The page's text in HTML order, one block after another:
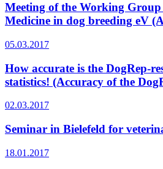
Meeting of the Working
Medicine in dog breeding eV
05.03.2017
How accurate is the DogRep-
statistics! (Accuracy of the
02.03.2017
Seminar in Bielefeld for
18.01.2017